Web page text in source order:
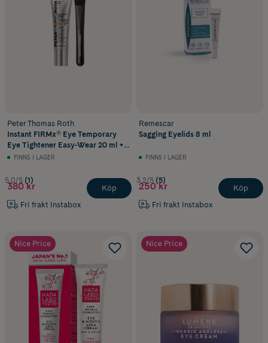
Peter Thomas Roth
Instant FIRMx® Eye Temporary
Eye Tightener Easy-Wear 20 ml +
Brush
FINNS I LAGER
5.0/5 (1)
380 kr
Fri frakt Instabox
Köp
Remescar
Sagging Eyelids 8 ml
FINNS I LAGER
3.2/5 (5)
250 kr
Fri frakt Instabox
Köp
Nice Price Nice Price